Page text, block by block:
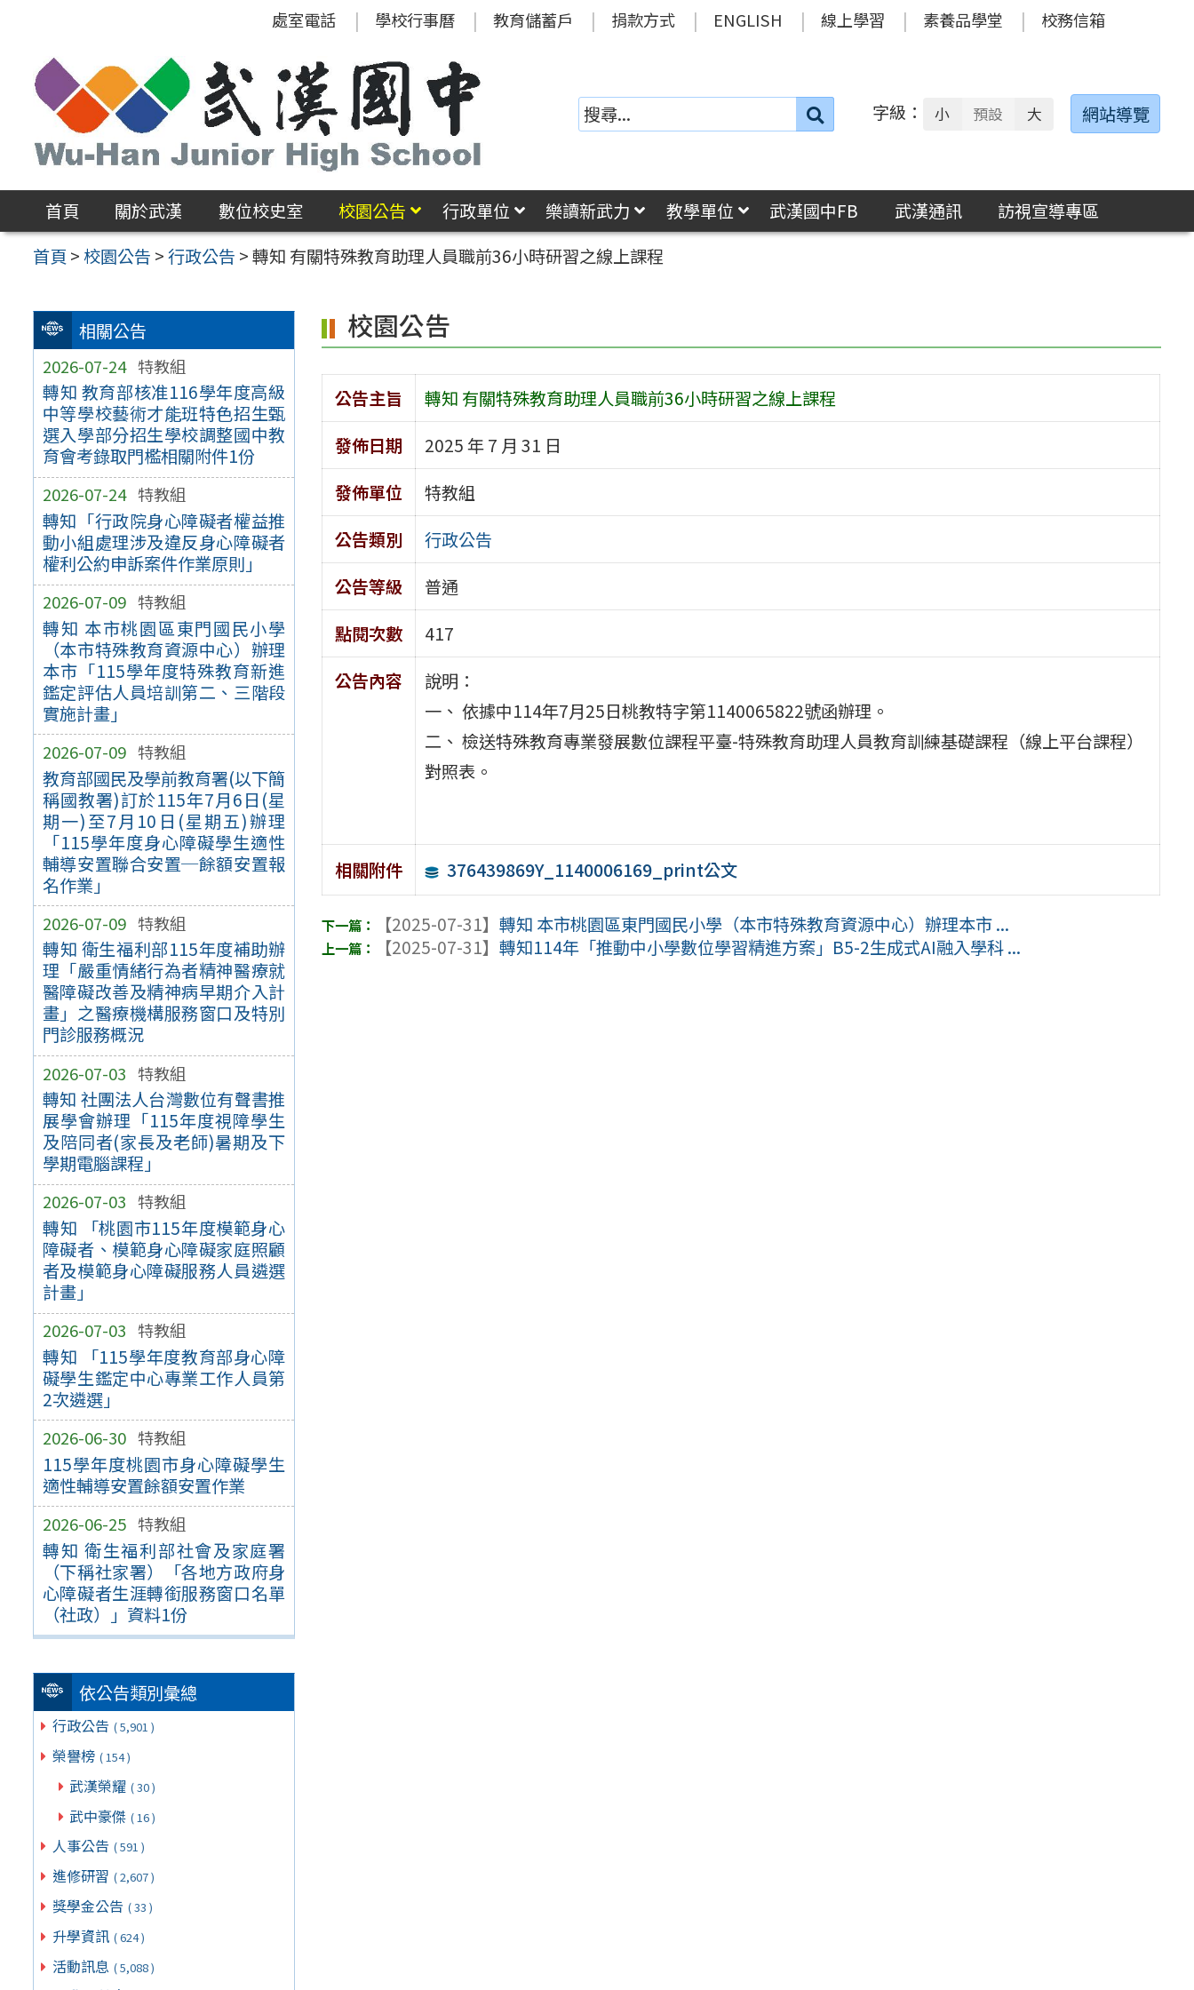
區
處室電話 學校行事曆 教育儲蓄戶 捐款方式 ENGLISH 線上學習 素養品學堂 校務信箱
搜
字級： 小 預設 大 網站導覽
首頁 關於武漢 數位校史室 校園公告 行政單位 樂讀新武力 教學單位 武漢國中FB 武漢通訊
訪視宣導專區
首頁 >校園公告 >行政公告 >轉知 有關特殊教育助理人員職前36小時研習之線上課程
相關公告
2026-07-24 特教組
轉知 教育部核准116學年度高級
中等學校藝術才能班特色招生甄
選入學部分招生學校調整國中教
育會考錄取門檻相關附件1份
2026-07-24 特教組
轉知「行政院身心障礙者權益推
動小組處理涉及違反身心障礙者
權利公約申訴案件作業原則」
2026-07-09 特教組
轉知 本市桃園區東門國民小學
（本市特殊教育資源中心）辦理
本市「115學年度特殊教育新進
鑑定評估人員培訓第二、三階段
實施計畫」
2026-07-09 特教組
教育部國民及學前教育署(以下簡
稱國教署)訂於115年7月6日(星
期一)至7月10日(星期五)辦理
「115學年度身心障礙學生適性
輔導安置聯合安置─餘額安置報
名作業」
2026-07-09 特教組
轉知 衛生福利部115年度補助辦
理「嚴重情緒行為者精神醫療就
醫障礙改善及精神病早期介入計
畫」之醫療機構服務窗口及特別
門診服務概況
2026-07-03 特教組
轉知 社團法人台灣數位有聲書推
展學會辦理「115年度視障學生
及陪同者(家長及老師)暑期及下
學期電腦課程」
2026-07-03 特教組
轉知 「桃園市115年度模範身心
障礙者、模範身心障礙家庭照顧
者及模範身心障礙服務人員遴選
計畫」
2026-07-03 特教組
轉知 「115學年度教育部身心障
礙學生鑑定中心專業工作人員第
2次遴選」
2026-06-30 特教組
115學年度桃園市身心障礙學生
適性輔導安置餘額安置作業
2026-06-25 特教組
轉知 衛生福利部社會及家庭署
（下稱社家署）「各地方政府身
心障礙者生涯轉銜服務窗口名單
（社政）」資料1份
依公告類別彙總
行政公告 ( 5,901 )
榮譽榜 ( 154 )
武漢榮耀 ( 30 )
武中豪傑 ( 16 )
人事公告 ( 591 )
進修研習 ( 2,607 )
獎學金公告 ( 33 )
升學資訊 ( 624 )
活動訊息 ( 5,088 )
校園公告
公告主旨
轉知 有關特殊教育助理人員職前36小時研習之線上課程
發佈日期
2025 年 7 月 31 日
發佈單位
特教組
公告類別
行政公告
公告等級
普通
點閱次數
417
公告內容
說明：
一、 依據中114年7月25日桃教特字第1140065822號函辦理。
二、 檢送特殊教育專業發展數位課程平臺-特殊教育助理人員教育訓練基礎課程（線上平台課程）
對照表。
相關附件 376439869Y_1140006169_print公文
【2025-07-31】轉知 本市桃園區東門國民小學（本市特殊教育資源中心）辦理本市 ...
【2025-07-31】轉知114年「推動中小學數位學習精進方案」B5-2生成式AI融入學科 ...